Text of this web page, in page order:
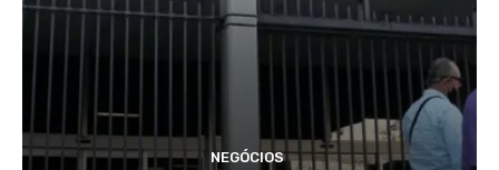
NEGÓCIOS